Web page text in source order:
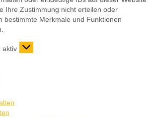
Ihre Zustimmung nicht erteilen oder
bestimmte Merkmale und Funktionen
aktiv